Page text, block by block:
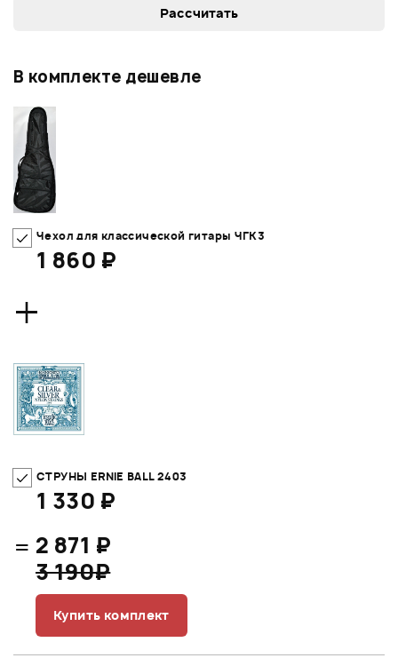
В комплекте дешевле
Чехол для классической гитары ЧГК3
1 860 ₽
+
СТРУНЫ ERNIE BALL 2403
1 330 ₽
= 2 871 ₽
3 190₽
Купить комплект